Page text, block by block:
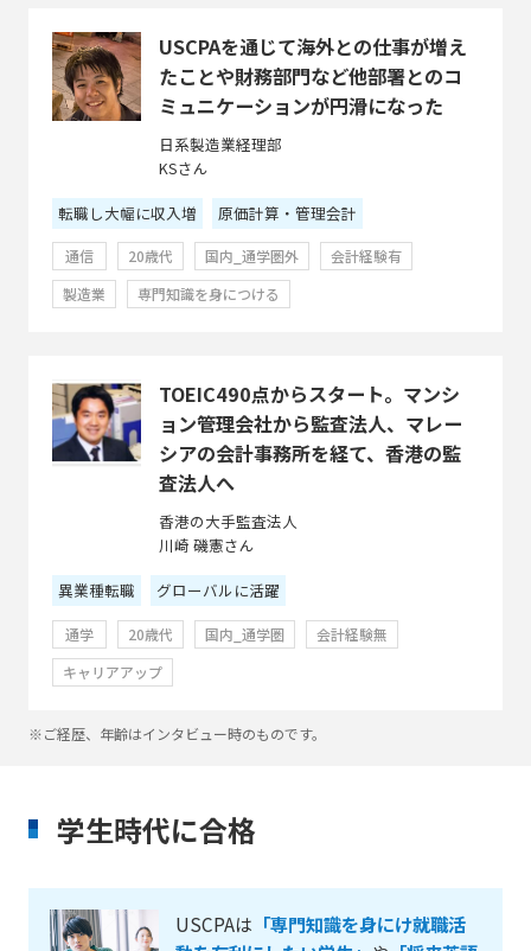
USCPAを通じて海外との仕事が増え
たことや財務部門など他部署とのコ
ミュニケーションが円滑になった
日系製造業経理部
KSさん
転職し大幅に収入増
原価計算・管理会計
通信 20歳代 国内_通学圏外
会計経験有
製造業
専門知識を身につける
TOEIC490点からスタート。マンシ
ョン管理会社から監査法人、マレー
シアの会計事務所を経て、香港の監
査法人へ
香港の大手監査法人
川崎 磯憲さん
異業種転職
グローバルに活躍
通学 20歳代 国内_通学圏
会計経験無
キャリアアップ
※ご経歴、年齢はインタビュー時のものです。
学生時代に合格
USCPAは 「専門知識を身にけ就職活